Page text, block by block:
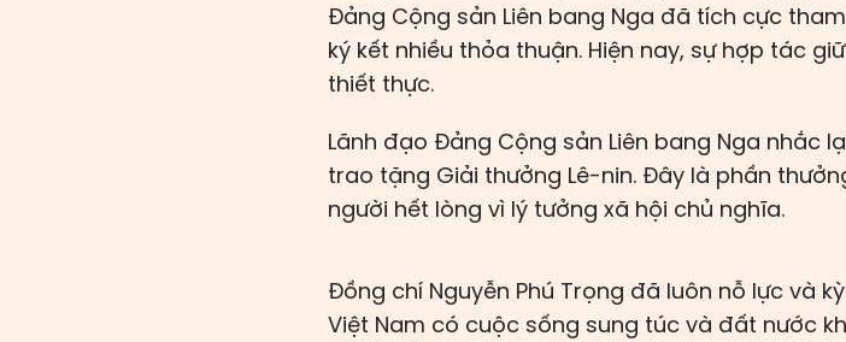
Đảng Cộng sản Liên bang Nga đã tích cực
ký kết nhiều thỏa thuận. Hiện nay, sự hợp tác
thiết thực.
Lãnh đạo Đảng Cộng sản Liên bang Nga nhắc
trao tặng Giải thưởng Lê-nin. Đây là phần
người hết lòng vì lý tưởng xã hội chủ nghĩa.
Đồng chí Nguyễn Phú Trọng đã luôn nỗ lực và
Việt Nam có cuộc sống sung túc và đất nước